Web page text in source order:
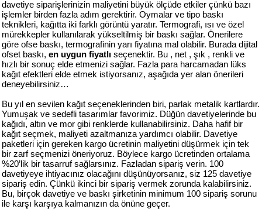
davetiye siparişlerinizin maliyetini büyük ölçüde etkiler çünkü bazı
işlemler birden fazla adım gerektirir. Oymalar ve tipo baskı
teknikleri, kağıtta iki farklı görüntü yaratır. Termografi, ısı ve özel
mürekkepler kullanılarak yükseltilmiş bir baskı sağlar. Önerilere
göre ofse baskı, termografinin yarı fiyatına mal olabilir. Burada dijital
ofset baskı, en uygun fiyatlı seçenektir. Bu , net , şık , renkli ve
hızlı bir sonuç elde etmenizi sağlar. Fazla para harcamadan lüks
kağıt efektleri elde etmek istiyorsanız, aşağıda yer alan önerileri
deneyebilirsiniz…
Bu yıl en sevilen kağıt seçeneklerinden biri, parlak metalik kartlardır.
Yumuşak ve sedefli tasarımlar favorimiz. Düğün davetiyelerinde bu
kağıdı, altın ve mor gibi renklerde kullanabilirsiniz. Daha hafif bir
kağıt seçmek, maliyeti azaltmanıza yardımcı olabilir. Davetiye
paketleri için gereken kargo ücretinin maliyetini düşürmek için tek
bir zarf seçmenizi öneriyoruz. Böylece kargo ücretinden ortalama
%20’lik bir tasarruf sağlarsınız. Fazladan sipariş verin. 100
davetiyeye ihtiyacınız olacağını düşünüyorsanız, siz 125 davetiye
sipariş edin. Çünkü ikinci bir sipariş vermek zorunda kalabilirsiniz.
Bu, birçok davetiye ve baskı şirketinin minimum 100 sipariş sorunu
ile karşı karşıya kalmanızın da önüne geçer.